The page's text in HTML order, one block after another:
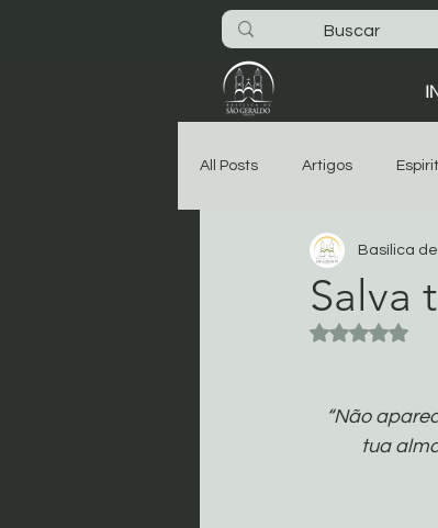
All Posts Artigos
São Geraldo Oitava
Dia-a-dia na Basílica
Sua
Salva
Basílica
Avaliado
“Não
tua